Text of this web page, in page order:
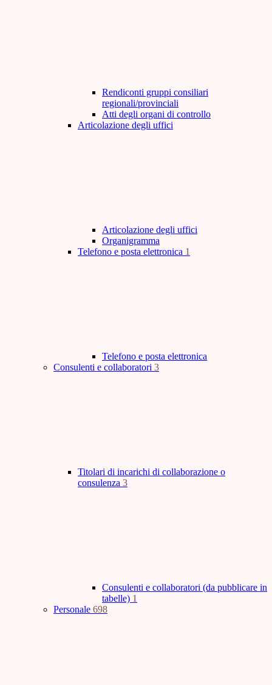
Rendiconti gruppi consiliari
regionali/provinciali
Atti degli organi di controllo
Articolazione degli uffici
Articolazione degli uffici
Organigramma
Telefono e posta elettronica 1
Telefono e posta elettronica
Consulenti e collaboratori 3
Titolari di incarichi di collaborazione o
consulenza 3
Consulenti e collaboratori (da pubblicare in
tabelle) 1
Personale 698